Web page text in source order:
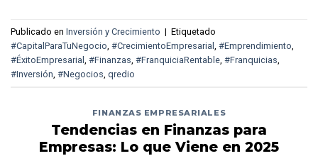
Publicado en Inversión y Crecimiento | Etiquetado
#CapitalParaTuNegocio #CrecimientoEmpresarial #Emprendimiento
#ÉxitoEmpresarial #Finanzas #FranquiciaRentable #Franquicias
#Inversión #Negocios qredio
FINANZAS EMPRESARIALES
Tendencias en Finanzas para
Empresas: Lo que Viene en 2025